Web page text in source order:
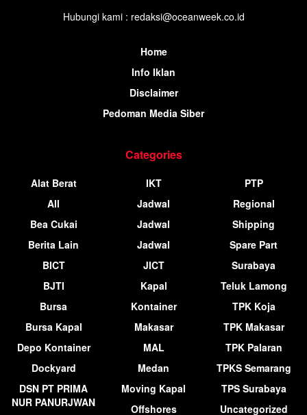
Hubungi kami : redaksi@oceanweek.co.id
Home
Info Iklan
Disclaimer
Pedoman Media Siber
Categories
Alat Berat
All
Bea Cukai
Berita Lain
BICT
BJTI
Bursa
Bursa Kapal
Depo Kontainer
Dockyard
DSN PT PRIMA
NUR PANURJWAN
IKT
Jadwal
Jadwal
Jadwal
JICT
Kapal
Kontainer
Makasar
MAL
Medan
Moving Kapal
Offshores
PTP
Regional
Shipping
Spare Part
Surabaya
Teluk Lamong
TPK Koja
TPK Makasar
TPK Palaran
TPKS Semarang
TPS Surabaya
Uncategorized